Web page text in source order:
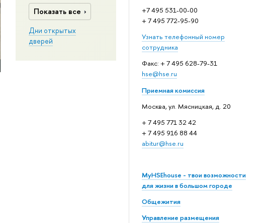
+7 495 531-00-00
+ 7 495 772-95-90
Узнать телефонный номер
сотрудника
Факс: + 7 495 628-79-31
hse@hse.ru
Приемная комиссия
Москва, ул. Мясницкая, д. 20
+ 7 495 771 32 42
+ 7 495 916 88 44
abitur@hse.ru
MyHSEhouse - твои возможности
для жизни в большом городе
Общежития
Управление размещения
Показать все
Дни открытых
дверей